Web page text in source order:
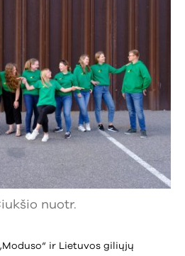
nuotr.
ir Lietuvos giliųjų